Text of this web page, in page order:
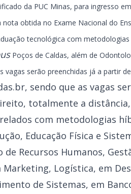
da PUC Minas, para ingresso
obtida no Exame Nacional do
tecnológica com
Poços de Caldas, além de
vagas serão preenchidas já a partir
, sendo que as vagas
totalmente a
com metodologias
Educação Física e
de Recursos Humanos,
Marketing, Logística, em
de Sistemas, em